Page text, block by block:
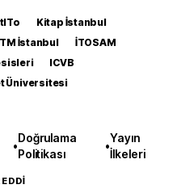
Kitap İstanbul
İstanbul
İTOSAM
ICVB
Üniversitesi
•
Doğrulama
Politikası
•
Yayın
İlkeleri